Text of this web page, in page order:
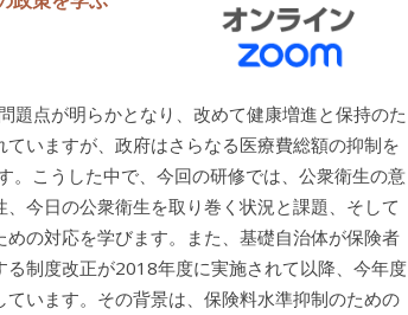
題点が明らかとなり、改めて健康増進と保持のた
いますが、政府はさらなる医療費総額の抑制を
。こうした中で、今回の研修では、公衆衛生の意
今日の公衆衛生を取り巻く状況と課題、そして
の対応を学びます。また、基礎自治体が保険者
制度改正が2018年度に実施されて以降、今年度
います。その背景は、保険料水準抑制のための